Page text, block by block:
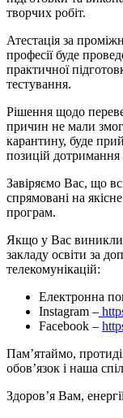
творчих робіт.
Атестація за
професії буде
практичної
тестування.
Рішення щодо
причин не мали
карантину, буде
позицій дотримання
Завіряємо Вас, що
спрямовані на
програм.
Якщо у Вас виникли
закладу освіти за
телекомунікацій:
Електронна
Instagram –
Facebook –
Пам’ятаймо,
обов’язок і наша
Здоров’я Вам,